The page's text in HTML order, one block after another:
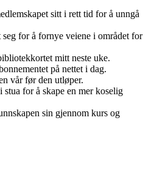
sitt i rett tid for å unngå
for å fornye veiene i området for
mitt neste uke.
på nettet i dag.
vår før den utløper.
for å skape en mer koselig
sin gjennom kurs og